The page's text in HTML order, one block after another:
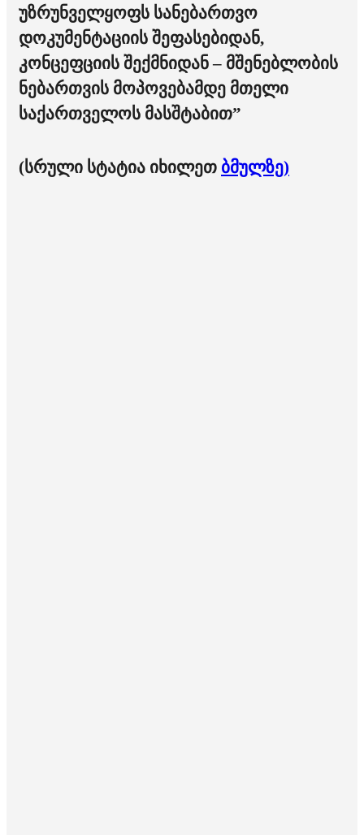
უზრუნველყოფს სანებართვო
დოკუმენტაციის შეფასებიდან,
კონცეფციის შექმნიდან – მშენებლობის
ნებართვის მოპოვებამდე მთელი
საქართველოს მასშტაბით”
(სრული სტატია იხილეთ ბმულზე)